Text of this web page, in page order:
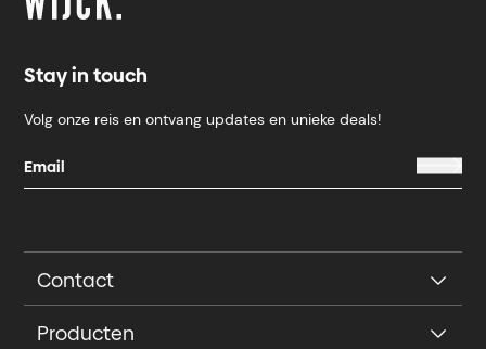
Stay in touch
Volg onze reis en ontvang updates en unieke deals!
Contact
Producten